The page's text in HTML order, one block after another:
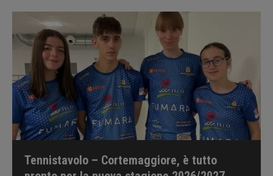
Tennistavolo – Cortemaggiore, è tutto